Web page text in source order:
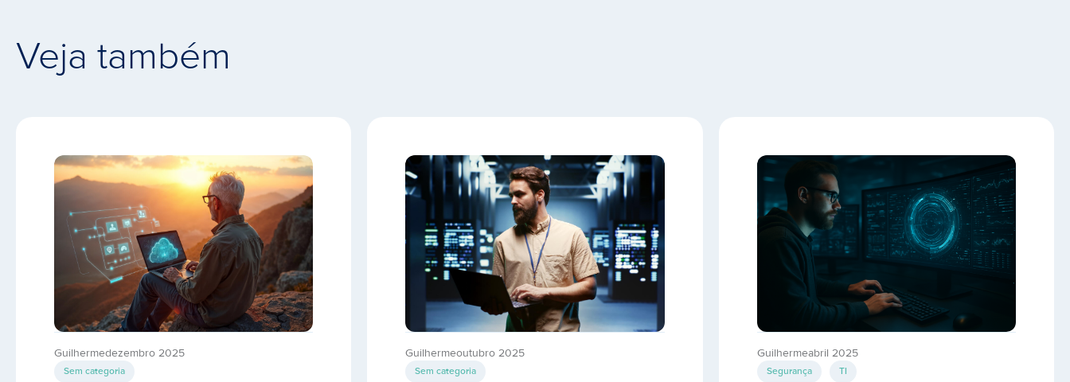
Veja também
Guilhermedezembro 2025
Sem categoria
Guilhermeoutubro 2025
Sem categoria
Guilhermeabril 2025
Segurança TI